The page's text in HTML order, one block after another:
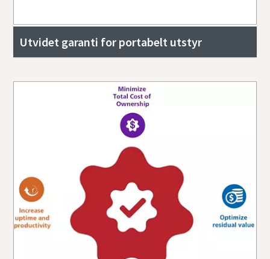
Utvidet garanti for portabelt utstyr